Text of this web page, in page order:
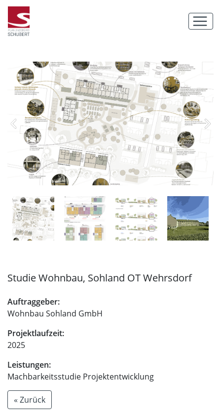
Studie Wohnbau, Sohland OT Wehrsdorf
Auftraggeber:
Wohnbau Sohland GmbH
Projektlaufzeit:
2025
Leistungen:
Machbarkeitsstudie Projektentwicklung
« Zurück